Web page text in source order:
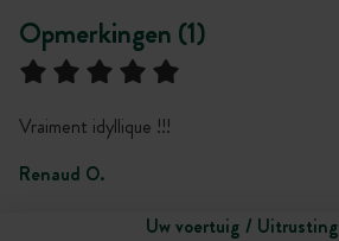
Opmerkingen (1)
Vraiment idyllique !!!
Renaud O.
Uw voertuig / Uitrusting